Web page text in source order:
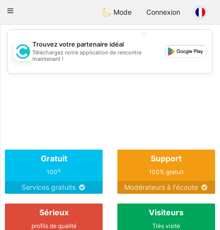
olombiaCitas
Toggle
Mode Connexion
💖
💕
Trouvez votre partenaire idéal
Téléchargez notre application de rencontre
maintenant !
Gratuit
100%
Services gratuits
Support
100% gratuit
Modérateurs à l'écoute
Sérieux
profils de qualité
Visiteurs
Très visité